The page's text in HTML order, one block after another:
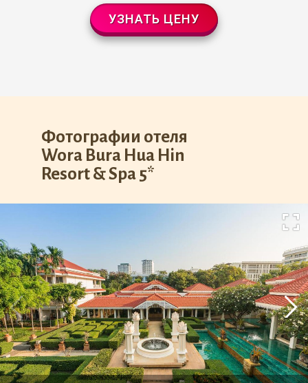
УЗНАТЬ ЦЕНУ
Фотографии отеля
Wora Bura Hua Hin
Resort & Spa 5*